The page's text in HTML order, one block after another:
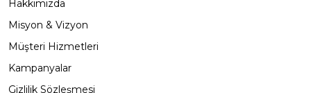
Hakkımızda
Misyon & Vizyon
Müşteri Hizmetleri
Kampanyalar
Gizlilik Sözleşmesi